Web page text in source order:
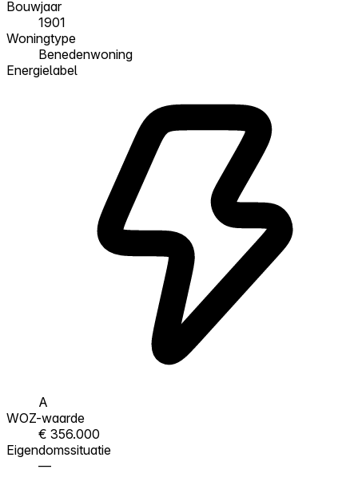
Bouwjaar
1901
Woningtype
Benedenwoning
Energielabel
A
WOZ-waarde
€ 356.000
Eigendomssituatie
—